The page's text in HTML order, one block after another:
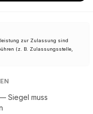
zur Zulassung sind
(z. B. Zulassungsstelle,
Siegel muss